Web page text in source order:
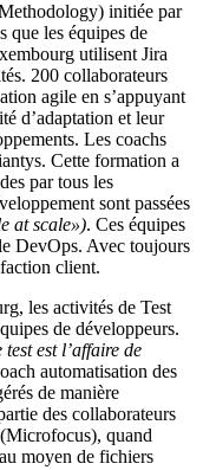
initiée par
que les équipes de
utilisent Jira
200 collaborateurs
agile en s’appuyant
d’adaptation et leur
Les coachs
Cette formation a
par tous les
sont passées
at scale»). Ces équipes
DevOps. Avec toujours
client.
les activités de Test
de développeurs.
test est l’affaire de
automatisation des
de manière
des collaborateurs
quand
moyen de fichiers